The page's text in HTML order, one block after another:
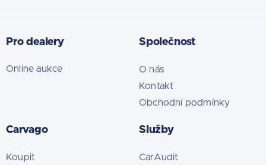
Carvago
Koupit
Služby
CarAudit
Pro dealery
Online aukce
Společnost
O nás
Kontakt
Obchodní podmínky